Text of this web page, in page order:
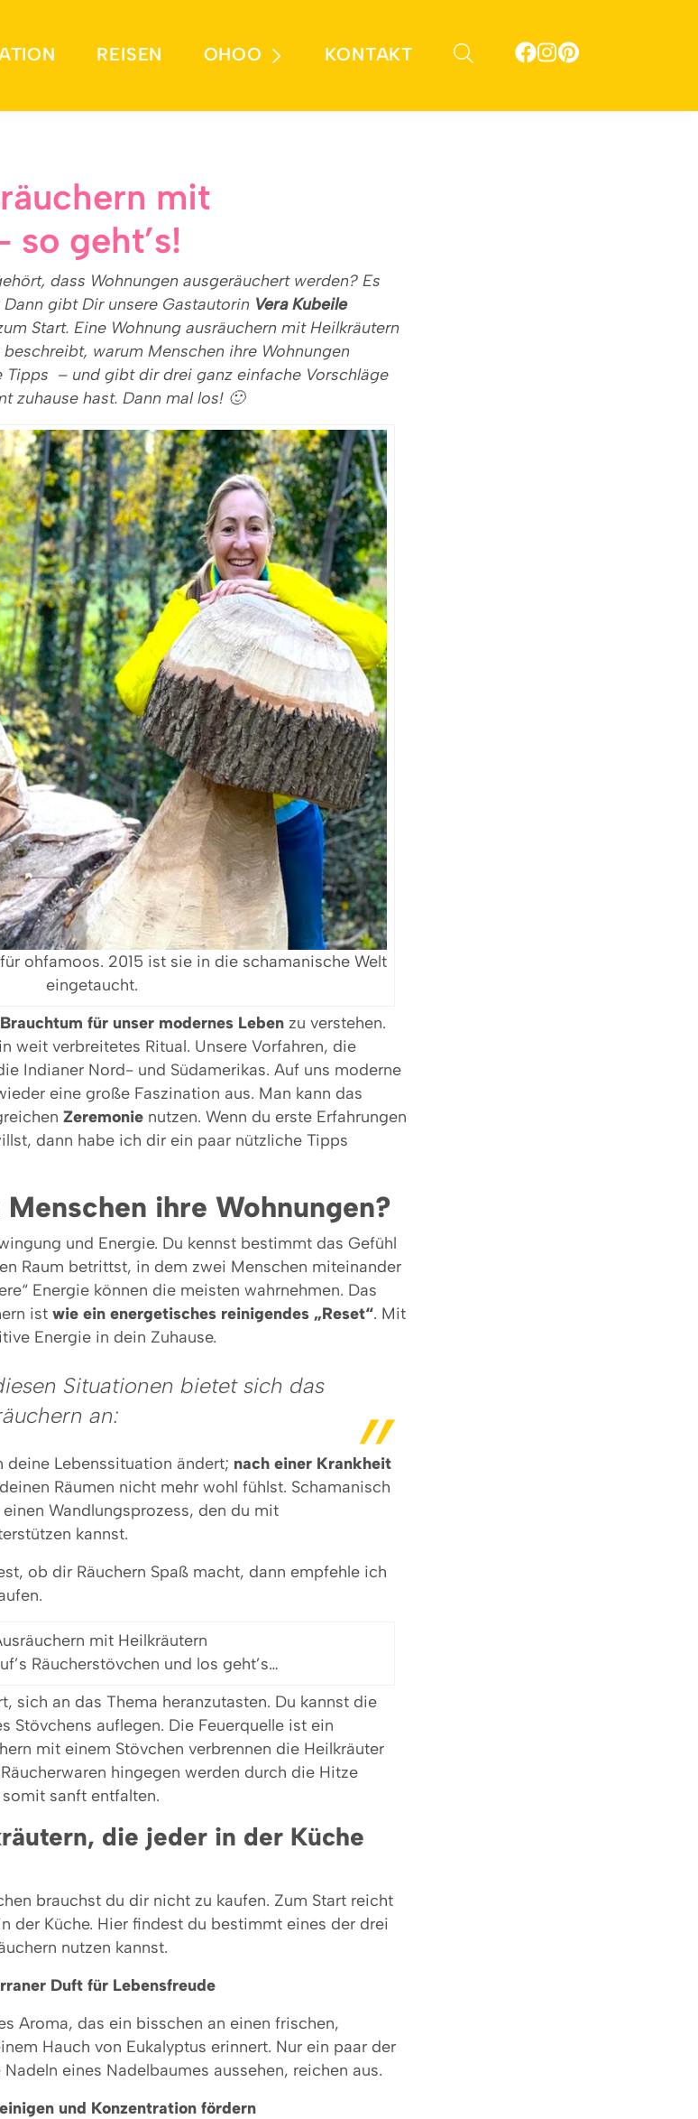
REISEN OHOO KONTAKT
mit
so geht’s!
dass Wohnungen ausgeräuchert werden? Es
gibt Dir unsere Gastautorin Vera Kubeile
Start. Eine Wohnung ausräuchern mit Heilkräutern
warum Menschen ihre Wohnungen
Tipps – und gibt dir drei ganz einfache Vorschläge
zuhause hast. Dann mal los! 🙂
ohfamoos. 2015 ist sie in die schamanische Welt
eingetaucht.
Brauchtum für unser modernes Leben zu verstehen.
weit verbreitetes Ritual. Unsere Vorfahren, die
Indianer Nord- und Südamerikas. Auf uns moderne
eine große Faszination aus. Man kann das
Zeremonie nutzen. Wenn du erste Erfahrungen
dann habe ich dir ein paar nützliche Tipps
ihre Wohnungen?
und Energie. Du kennst bestimmt das Gefühl
Raum betrittst, in dem zwei Menschen miteinander
Energie können die meisten wahrnehmen. Das
ist wie ein energetisches reinigendes „Reset“. Mit
Energie in dein Zuhause.
Situationen bietet sich das
an:
deine Lebenssituation ändert; nach einer Krankheit
Räumen nicht mehr wohl fühlst. Schamanisch
Wandlungsprozess, den du mit
kannst.
ob dir Räuchern Spaß macht, dann empfehle ich
Räucherstövchen und los geht’s…
sich an das Thema heranzutasten. Du kannst die
Stövchens auflegen. Die Feuerquelle ist ein
mit einem Stövchen verbrennen die Heilkräuter
hingegen werden durch die Hitze
sanft entfalten.
die jeder in der Küche
brauchst du dir nicht zu kaufen. Zum Start reicht
der Küche. Hier findest du bestimmt eines der drei
nutzen kannst.
Duft für Lebensfreude
Aroma, das ein bisschen an einen frischen,
Hauch von Eukalyptus erinnert. Nur ein paar der
eines Nadelbaumes aussehen, reichen aus.
und Konzentration fördern